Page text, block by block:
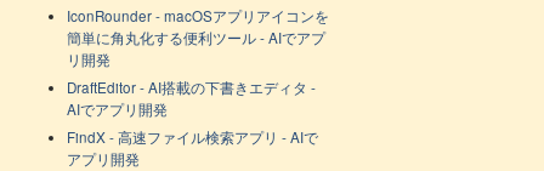
IconRounder - macOSアプリアイコンを
簡単に角丸化する便利ツール - AIでアプ
リ開発
DraftEditor - AI搭載の下書きエディタ -
AIでアプリ開発
FindX - 高速ファイル検索アプリ - AIで
アプリ開発